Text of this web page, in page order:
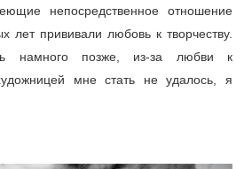
непосредственное отношение
лет прививали любовь к творчеству.
намного позже, из-за любви к
мне стать не удалось, я